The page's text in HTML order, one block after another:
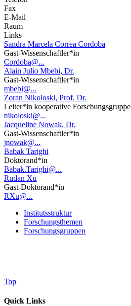
Fax
E-Mail
Raum
Links
Sandra Marcela Correa Cordoba
Gast-Wissenschaftler*in
Cordoba@...
Alain Julio Mbebi, Dr.
Gast-Wissenschaftler*in
mbebi@...
Zoran Nikoloski, Prof. Dr.
Leiter*in kooperative Forschungsgruppe
nikoloski@...
Jacqueline Nowak, Dr.
Gast-Wissenschaftler*in
jnowak@...
Babak Tarighi
Doktorand*in
Babak.Tarighi@...
Rudan Xu
Gast-Doktorand*in
RXu@...
Institutsstruktur
Forschungsthemen
Forschungsgruppen
Top
Quick Links